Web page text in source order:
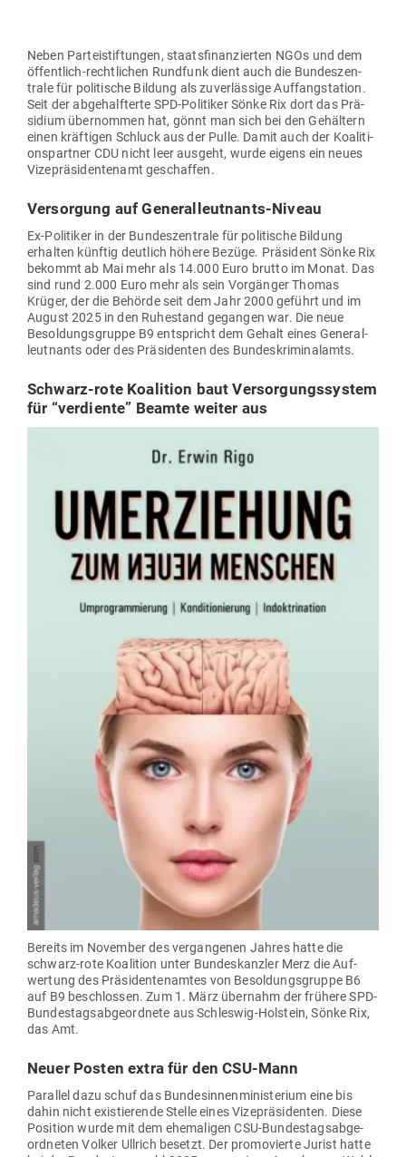
Neben Par­tei­stif­tungen, staats­fi­nan­zierten NGOs und dem
öffentlich-recht­lichen Rundfunk dient auch die Bun­des­zen­
trale für poli­tische Bildung als zuver­lässige Auf­fang­station.
Seit der abge­half­terte SPD-Poli­tiker Sönke Rix dort das Prä­
sidium über­nommen hat, gönnt man sich bei den Gehältern
einen kräf­tigen Schluck aus der Pulle. Damit auch der Koali­ti­
ons­partner CDU nicht leer ausgeht, wurde eigens ein neues
Vize­prä­si­den­tenamt geschaffen.
Ver­sorgung auf Generalleutnants-Niveau
Ex-Poli­tiker in der Bun­des­zen­trale für poli­tische Bildung
erhalten künftig deutlich höhere Bezüge. Prä­sident Sönke Rix
bekommt ab Mai mehr als 14.000 Euro brutto im Monat. Das
sind rund 2.000 Euro mehr als sein Vor­gänger Thomas
Krüger, der die Behörde seit dem Jahr 2000 geführt und im
August 2025 in den Ruhe­stand gegangen war. Die neue
Besol­dungs­gruppe B9 ent­spricht dem Gehalt eines Gene­ral­
leut­nants oder des Prä­si­denten des Bundeskriminalamts.
Schwarz-rote Koalition baut Ver­sor­gungs­system
für “ver­diente” Beamte weiter aus
Bereits im November des ver­gan­genen Jahres hatte die
schwarz-rote Koalition unter Bun­des­kanzler Merz die Auf­
wertung des Prä­si­den­ten­amtes von Besol­dungs­gruppe B6
auf B9 beschlossen. Zum 1. März übernahm der frühere SPD-
Bun­des­tags­ab­ge­ordnete aus Schleswig-Hol­stein, Sönke Rix,
das Amt.
Neuer Posten extra für den CSU-Mann
Par­allel dazu schuf das Bun­des­in­nen­mi­nis­terium eine bis
dahin nicht exis­tie­rende Stelle eines Vize­prä­si­denten. Diese
Position wurde mit dem ehe­ma­ligen CSU-Bun­des­tags­ab­ge­
ord­neten Volker Ullrich besetzt. Der pro­mo­vierte Jurist hatte